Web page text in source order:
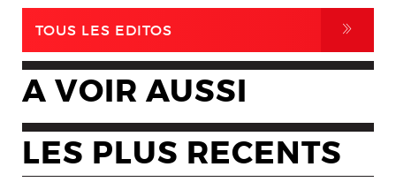
TOUS LES EDITOS ,
A VOIR AUSSI
LES PLUS RECENTS